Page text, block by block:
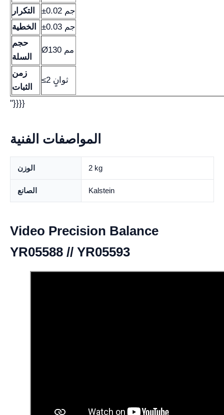
التكرار
±0.02 جم
الخطية
±0.03 جم
حجم
السلة
Ø130 مم
زمن
الثبات
≤2 ثوانٍ
"}}}}
المواصفات الفنية
الوزن 2 kg
الصانع Kalstein
Video Precision Balance
YR05588 // YR05593